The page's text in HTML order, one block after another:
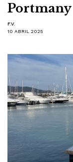
Portmany
F.V.
10 ABRIL 2025